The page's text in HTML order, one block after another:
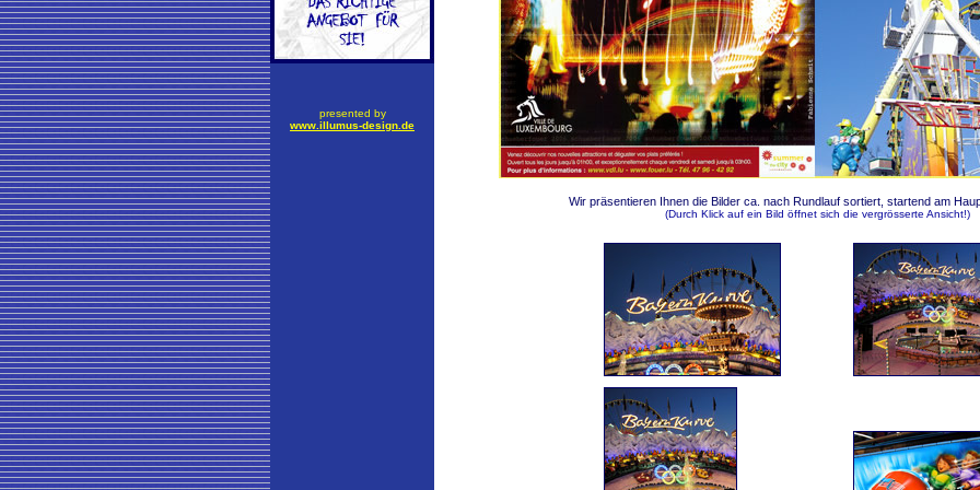
presented by
www.illumus-design.de
Wir präsentieren Ihnen die Bilder ca. nach Rundlauf sortiert, startend am
(Durch Klick auf ein Bild öffnet sich die vergrösserte Ansicht!)